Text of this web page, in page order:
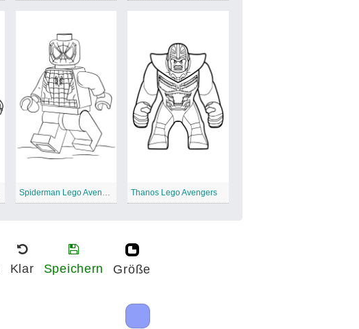
Thanos Lego Avengers
Klar Speichern Größe